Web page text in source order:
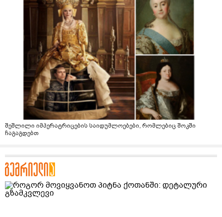
შეშლილი იმპერატრიცების საიდუმლოებები, რომლებიც შოკში
ჩაგაგდებთ